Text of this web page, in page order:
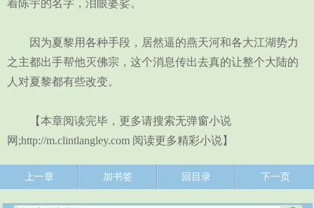
着陈宇的名字，泪眼婆娑。
因为夏黎用各种手段，居然逼的燕天河和各大江湖势力
之主都出手帮他灭佛宗，这个消息传出去真的让整个大陆的
人对夏黎都有些改变。
【本章阅读完毕，更多请搜索无弹窗小说
网;http://m.clintlangley.com 阅读更多精彩小说】
上一章 加书签 回目录 下一页